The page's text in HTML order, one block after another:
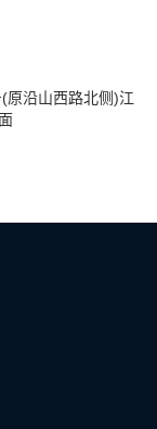
原沿山西路北侧)江